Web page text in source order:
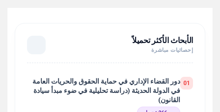
الأبحاث الأكثر تحميلاً
إحصائيات مباشرة
01 دور القضاء الإداري في حماية الحقوق والحريات العامة
في الدولة الحديثة (دراسة تحليلية في ضوء مبدأ سيادة
القانون)